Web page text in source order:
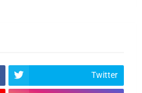
Twitter